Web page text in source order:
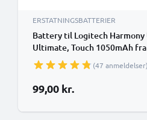
ERSTATNINGSBATTERIER
Battery til Logitech
Ultimate, Touch 1050mAh fra
(47 anmeldelser)
99,00 kr.